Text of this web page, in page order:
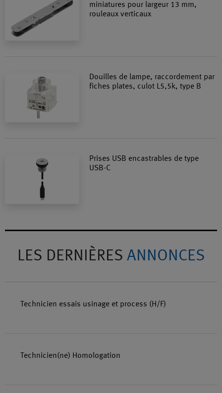
miniatures pour largeur 13 mm,
rouleaux verticaux
Douilles de lampe, raccordement par
fiches plates, culot L5,5k, type B
Prises USB encastrables de type
USB-C
LES DERNIÈRES ANNONCES
Technicien essais usinage et process (H/F)
Technicien(ne) Homologation